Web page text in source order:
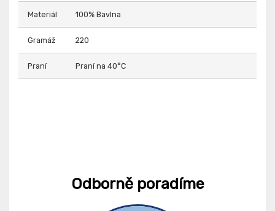
Materiál 100% Bavlna
Gramáž 220
Praní Praní na 40°C
Odborně poradíme